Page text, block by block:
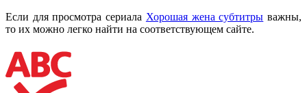
Если для просмотра сериала Хорошая жена субтитры важны,
то их можно легко найти на соответствующем сайте.